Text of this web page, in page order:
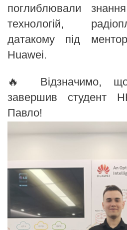
поглиблювали
технологій,
датакому під
Huawei.
🔥 Відзначимо,
завершив студент
Павло!